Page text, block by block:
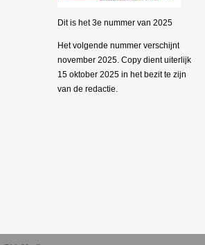
Dit is het 3e nummer van 2025
Het volgende nummer verschijnt
november 2025. Copy dient uiterlijk
15 oktober 2025 in het bezit te zijn
van de redactie.